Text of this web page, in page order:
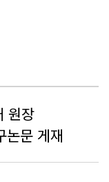
원장
논문 게재